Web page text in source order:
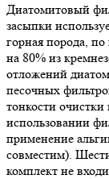
Диатомитовый
засыпки
горная порода,
на 80% из
отложений
песочных
тонкости
использовании
применение
совместим).
комплект не